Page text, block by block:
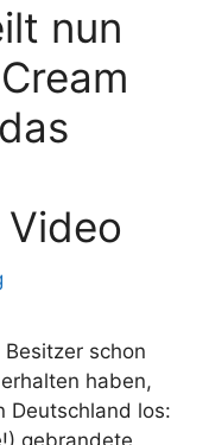
nun
schon
haben,
Deutschland los:
gebrandete